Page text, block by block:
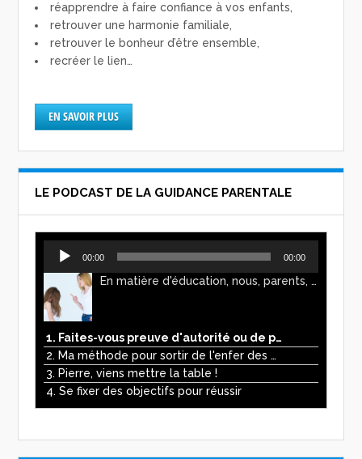
réapprendre à faire confiance à vos enfants,
retrouver une harmonie familiale,
retrouver le bonheur d’être ensemble,
recréer le lien…
EN SAVOIR PLUS
LE PODCAST DE LA GUIDANCE PARENTALE
Lecteur
audio
00:00 00:00
En matière d'éducation, nous, parents, avons l'impression de faire preuve d'autorité. Mais n'est-ce pas, parfois, plutôt un jeu de pouvoir ? Ce podcast vous permettra d'y voir plus clair !
1. Faites-vous preuve d'autorité ou de pouvoir avec vos enfants ?
2. Ma méthode pour sortir de l'enfer des écrans
3. Pierre, viens mettre la table !
4. Se fixer des objectifs pour réussir